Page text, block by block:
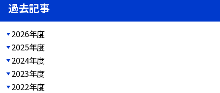
過去記事
2026年度
2025年度
2024年度
2023年度
2022年度